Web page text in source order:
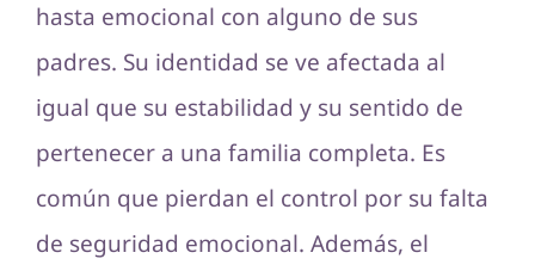
hasta emocional con alguno de sus
padres. Su identidad se ve afectada al
igual que su estabilidad y su sentido de
pertenecer a una familia completa. Es
común que pierdan el control por su falta
de seguridad emocional. Además, el